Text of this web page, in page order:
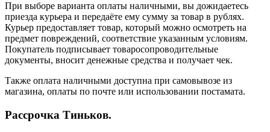
При выборе варианта оплаты наличными, вы дожидаетесь
приезда курьера и передаёте ему сумму за товар в рублях.
Курьер предоставляет товар, который можно осмотреть на
предмет повреждений, соответствие указанным условиям.
Покупатель подписывает товаросопроводительные
документы, вносит денежные средства и получает чек.
Также оплата наличными доступна при самовывозе из
магазина, оплаты по почте или использовании постамата.
Рассрочка Тиньков.